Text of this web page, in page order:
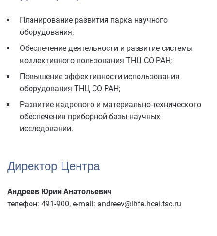
Планирование развития парка научного
оборудования;
Обеспечение деятельности и развитие системы
коллективного пользования ТНЦ СО РАН;
Повышение эффективности использования
оборудования ТНЦ СО РАН;
Развитие кадрового и материально-технического
обеспечения приборной базы научных
исследований.
Директор Центра
Андреев Юрий Анатольевич
телефон: 491-900, e-mail: andreev@lhfe.hcei.tsc.ru